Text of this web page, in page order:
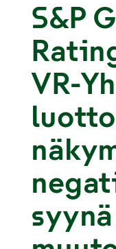
S&P
VR-